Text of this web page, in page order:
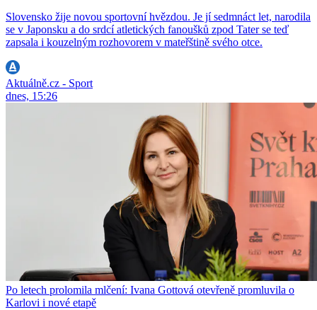
Slovensko žije novou sportovní hvězdou. Je jí sedmnáct let, narodila
se v Japonsku a do srdcí atletických fanoušků zpod Tater se teď
zapsala i kouzelným rozhovorem v mateřštině svého otce.
Aktuálně.cz - Sport
dnes, 15:26
Po letech prolomila mlčení: Ivana Gottová otevřeně promluvila o
Karlovi i nové etapě